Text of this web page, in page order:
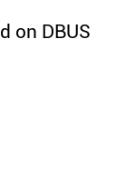
on DBUS